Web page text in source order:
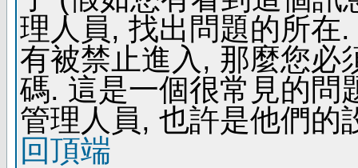
理人員, 找出問題的所在
有被禁止進入, 那麼您必
碼. 這是一個很常見的問
管理人員, 也許是他們的
回頂端